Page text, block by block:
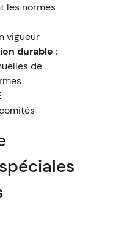
les normes
vigueur
durable :
de